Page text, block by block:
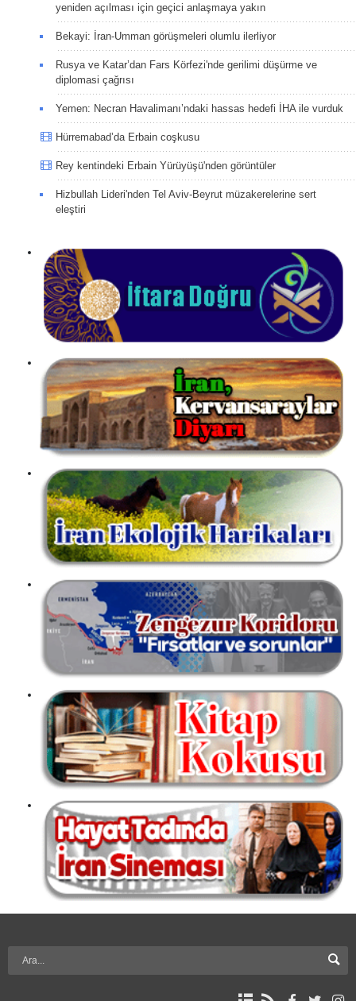
yeniden açılması için geçici anlaşmaya yakın
Bekayi: İran-Umman görüşmeleri olumlu ilerliyor
Rusya ve Katar’dan Fars Körfezi'nde gerilimi düşürme ve
diplomasi çağrısı
Yemen: Necran Havalimanı’ndaki hassas hedefi İHA ile vurduk
Hürremabad’da Erbain coşkusu
Rey kentindeki Erbain Yürüyüşü'nden görüntüler
Hizbullah Lideri'nden Tel Aviv-Beyrut müzakerelerine sert
eleştiri